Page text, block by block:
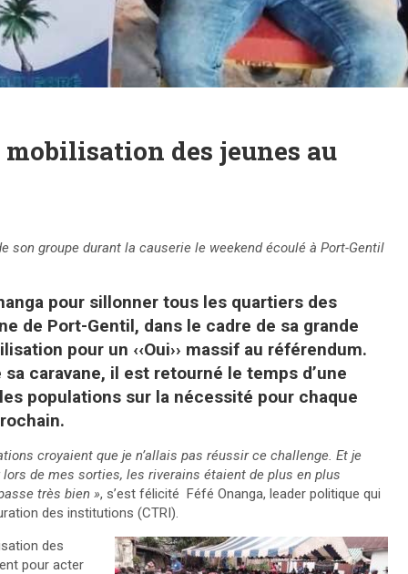
des jeunes au
son groupe durant la causerie le weekend écoulé à Port-Gentil
pour sillonner tous les quartiers des
de Port-Gentil, dans le cadre de sa grande
pour un ‹‹Oui›› massif au référendum.
caravane, il est retourné le temps d’une
populations sur la nécessité pour chaque
croyaient que je n’allais pas réussir ce challenge. Et je
de mes sorties, les riverains étaient de plus en plus
très bien », s’est félicité Féfé Onanga, leader politique qui
des institutions (CTRI).
des
pour acter